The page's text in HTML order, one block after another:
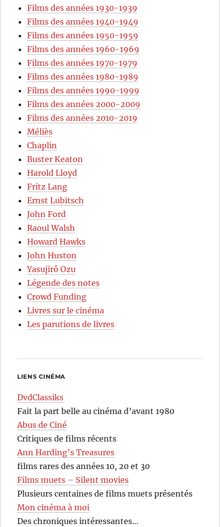
Films des années 1930-1939
Films des années 1940-1949
Films des années 1950-1959
Films des années 1960-1969
Films des années 1970-1979
Films des années 1980-1989
Films des années 1990-1999
Films des années 2000-2009
Films des années 2010-2019
Méliès
Chaplin
Buster Keaton
Harold Lloyd
Fritz Lang
Ernst Lubitsch
John Ford
Raoul Walsh
Howard Hawks
John Huston
Yasujirô Ozu
Légende des notes
Crowd Funding
Livres sur le cinéma
Les parutions de livres
LIENS CINÉMA
DvdClassiks
Fait la part belle au cinéma d’avant 1980
Abus de Ciné
Critiques de films récents
Ann Harding’s Treasures
films rares des années 10, 20 et 30
Films muets – Silent movies
Plusieurs centaines de films muets présentés
Mon cinéma à moi
Des chroniques intéressantes…